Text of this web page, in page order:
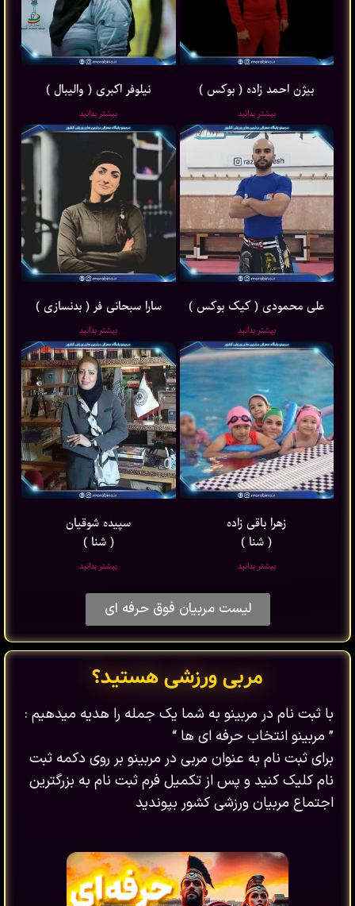
بیژن احمد زاده ( بوکس )
بیشتر بدانید
نیلوفر اکبری ( والیبال )
بیشتر بدانید
علی محمودی ( کیک بوکس )
بیشتر بدانید
سارا سبحانی فر ( بدنسازی )
بیشتر بدانید
زهرا باقی ‌زاده
( شنا )
بیشتر بدانید
سپیده شوقیان
( شنا )
بیشتر بدانید
لیست مربیان فوق حرفه ای
مربی ورزشی هستید؟
با ثبت نام در مربینو به شما یک جمله را هدیه میدهیم :
” مربینو انتخاب حرفه ای ها “
برای ثبت نام به عنوان مربی در مربینو بر روی دکمه ثبت
نام کلیک کنید و پس از تکمیل فرم ثبت نام به بزرگترین
اجتماع مربیان ورزشی کشور بپوندید